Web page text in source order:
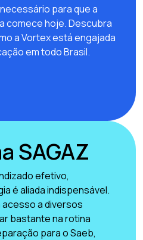
para que a
comece hoje. Descubra
a Vortex está engajada
em todo Brasil.
SAGAZ
efetivo,
é aliada indispensável.
a diversos
bastante na rotina
para o Saeb,